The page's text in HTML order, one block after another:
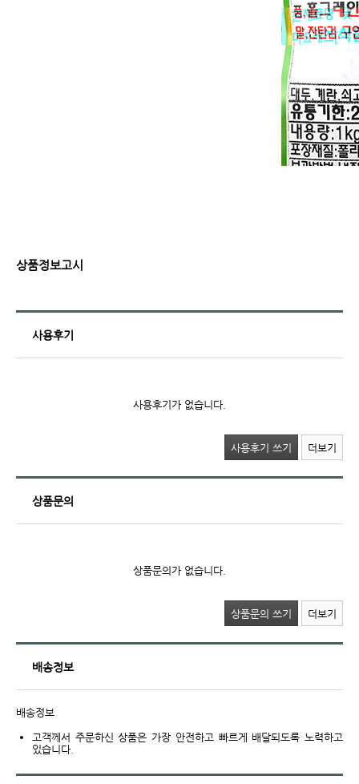
상품정보고시
사용후기
사용후기가 없습니다.
사용후기 쓰기 더보기
상품문의
상품문의가 없습니다.
상품문의 쓰기 더보기
배송정보
배송정보
고객께서 주문하신 상품은 가장 안전하고 빠르게 배달되도록 노력하고
있습니다.